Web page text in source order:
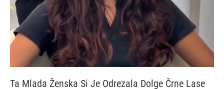
Ta Mlada Ženska Si Je Odrezala Dolge Črne Lase